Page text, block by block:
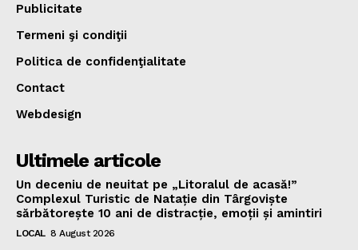
Publicitate
Termeni şi condiţii
Politica de confidenţialitate
Contact
Webdesign
Ultimele articole
Un deceniu de neuitat pe „Litoralul de acasă!”
Complexul Turistic de Natație din Târgoviște
sărbătorește 10 ani de distracție, emoții și amintiri
LOCAL 8 August 2026